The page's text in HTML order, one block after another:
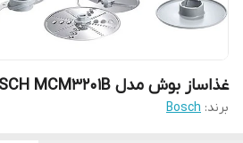
غذاساز بوش مدل BOSCH MCM3201B
برند: Bosch